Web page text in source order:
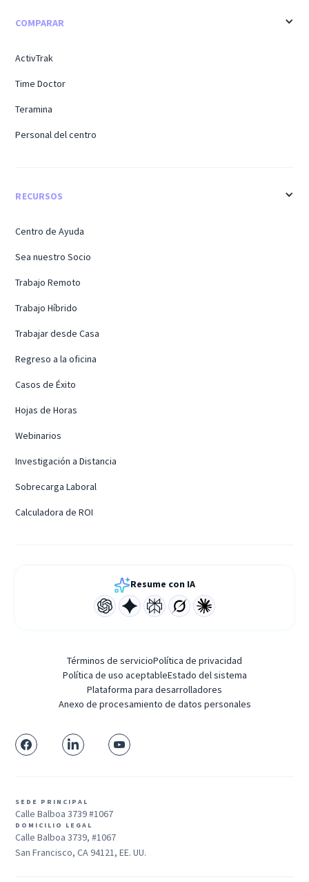
COMPARAR
ActivTrak
Time Doctor
Teramina
Personal del centro
RECURSOS
Centro de Ayuda
Sea nuestro Socio
Trabajo Remoto
Trabajo Híbrido
Trabajar desde Casa
Regreso a la oficina
Casos de Éxito
Hojas de Horas
Webinarios
Investigación a Distancia
Sobrecarga Laboral
Calculadora de ROI
Resume con IA
Términos de servicioPolítica de privacidad
Política de uso aceptableEstado del sistema
Plataforma para desarrolladores
Anexo de procesamiento de datos personales
SEDE PRINCIPAL
Calle Balboa 3739 #1067
DOMICILIO LEGAL
Calle Balboa 3739, #1067
San Francisco, CA 94121, EE. UU.